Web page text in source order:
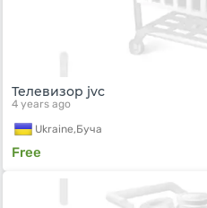
Телевизор jvc
4 years ago
Ukraine,Буча
Free